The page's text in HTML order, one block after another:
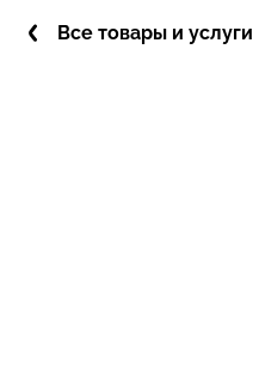
Все товары и услуги